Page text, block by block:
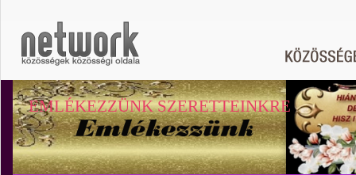
EMLÉKEZZÜNK SZERETTEINKRE